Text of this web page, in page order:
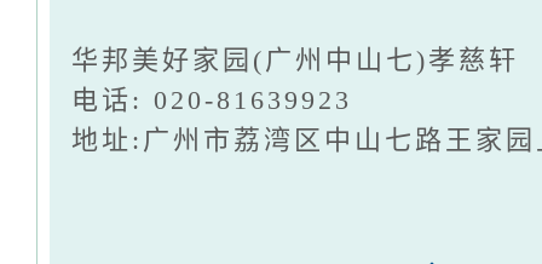
华邦美好家园(广州中山七)孝慈轩
电话: 020-81639923
地址:广州市荔湾区中山七路王家